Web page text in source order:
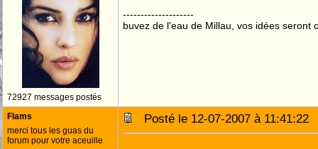
72927 messages postés
--------------------
buvez de l'eau de Millau, vos idées seront
Flams
merci tous les guas du
forum pour votre aceuille
Posté le 12-07-2007 à